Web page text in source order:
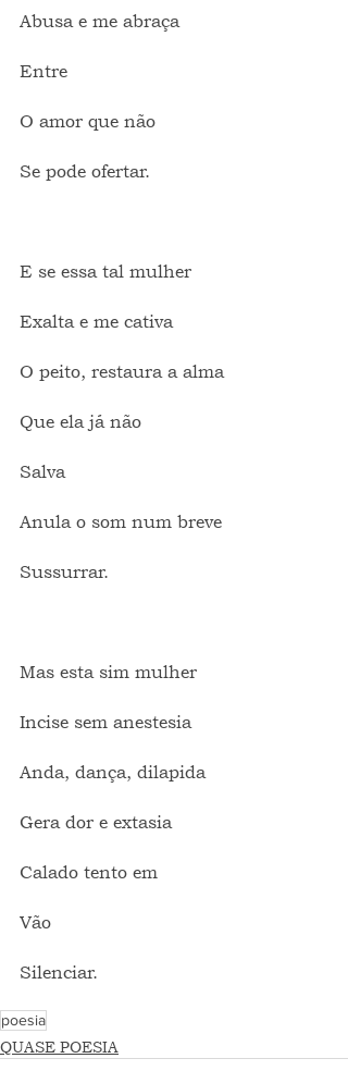
Abusa e me abraça
Entre
O amor que não
Se pode ofertar.
E se essa tal mulher
Exalta e me cativa
O peito, restaura a alma
Que ela já não
Salva
Anula o som num breve
Sussurrar.
Mas esta sim mulher
Incise sem anestesia
Anda, dança, dilapida
Gera dor e extasia
Calado tento em
Vão
Silenciar.
poesia
QUASE POESIA